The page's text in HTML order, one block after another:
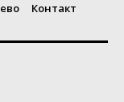
Контакт